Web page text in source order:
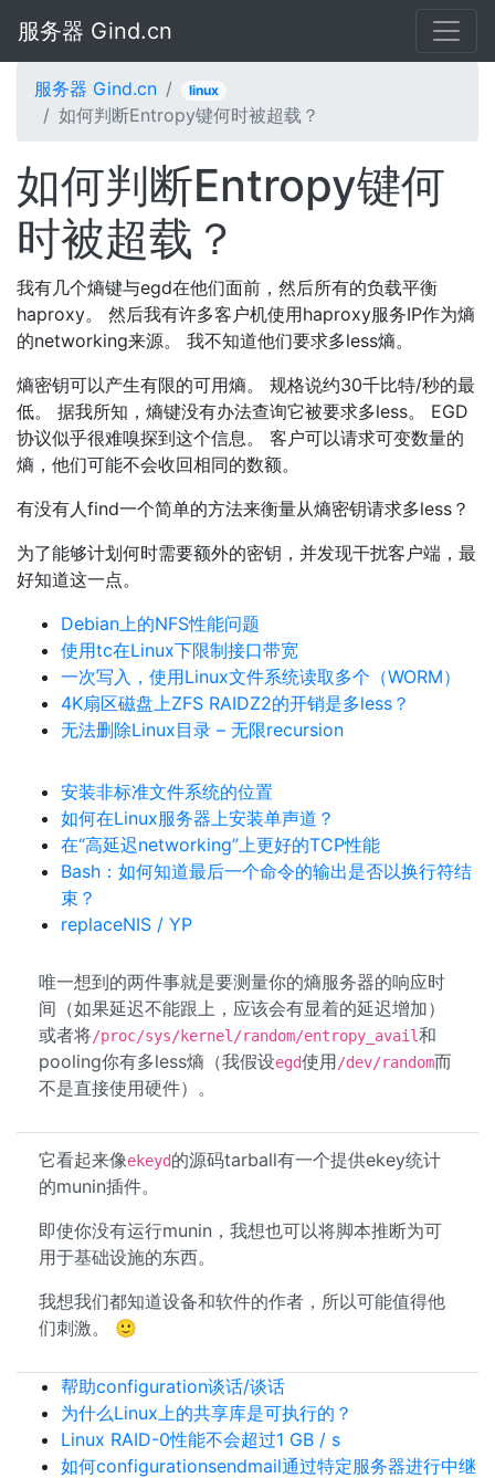
服务器 Gind.cn
服务器 Gind.cn linux
如何判断Entropy键何时被超载？
如何判断Entropy键何
时被超载？
我有几个熵键与egd在他们面前，然后所有的负载平衡
haproxy。 然后我有许多客户机使用haproxy服务IP作为熵
的networking来源。 我不知道他们要求多less熵。
熵密钥可以产生有限的可用熵。 规格说约30千比特/秒的最
低。 据我所知，熵键没有办法查询它被要求多less。 EGD
协议似乎很难嗅探到这个信息。 客户可以请求可变数量的
熵，他们可能不会收回相同的数额。
有没有人find一个简单的方法来衡量从熵密钥请求多less？
为了能够计划何时需要额外的密钥，并发现干扰客户端，最
好知道这一点。
Debian上的NFS性能问题
使用tc在Linux下限制接口带宽
一次写入，使用Linux文件系统读取多个（WORM）
4K扇区磁盘上ZFS RAIDZ2的开销是多less？
无法删除Linux目录 – 无限recursion
安装非标准文件系统的位置
如何在Linux服务器上安装单声道？
在“高延迟networking”上更好的TCP性能
Bash：如何知道最后一个命令的输出是否以换行符结
束？
replaceNIS / YP
唯一想到的两件事就是要测量你的熵服务器的响应时
间（如果延迟不能跟上，应该会有显着的延迟增加）
或者将/proc/sys/kernel/random/entropy_avail和
pooling你有多less熵（我假设egd使用/dev/random而
不是直接使用硬件）。
它看起来像ekeyd的源码tarball有一个提供ekey统计
的munin插件。
即使你没有运行munin，我想也可以将脚本推断为可
用于基础设施的东西。
我想我们都知道设备和软件的作者，所以可能值得他
们刺激。 🙂
帮助configuration谈话/谈话
为什么Linux上的共享库是可执行的？
Linux RAID-0性能不会超过1 GB / s
如何configurationsendmail通过特定服务器进行中继